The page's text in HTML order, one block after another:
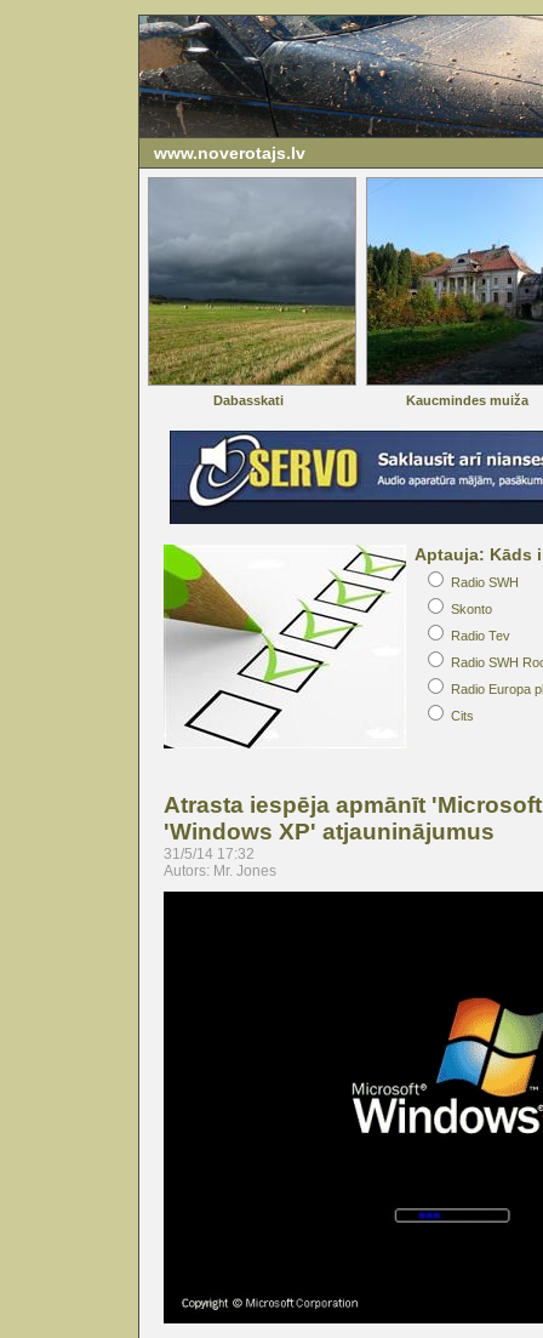
www.noverotajs.lv
Dabasskati Kaucmindes muiža
Aptauja: Kāds
Radio SWH
Skonto
Radio Tev
Radio SWH
Radio Europa
Cits
Atrasta iespēja apmānīt
'Windows XP' atjauninājumus
31/5/14 17:32
Autors: Mr. Jones